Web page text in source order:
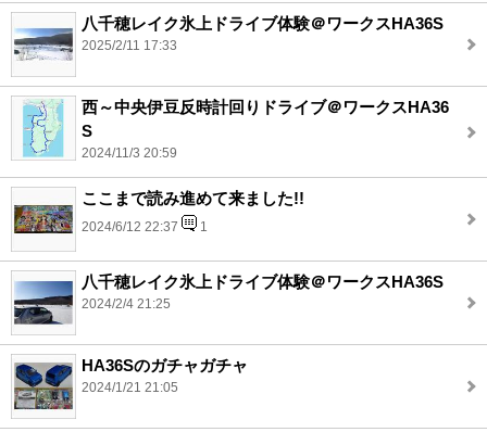
八千穂レイク氷上ドライブ体験＠ワークスHA36S
2025/2/11 17:33
西～中央伊豆反時計回りドライブ＠ワークスHA36
S
2024/11/3 20:59
ここまで読み進めて来ました!!
2024/6/12 22:37 1
八千穂レイク氷上ドライブ体験＠ワークスHA36S
2024/2/4 21:25
HA36Sのガチャガチャ
2024/1/21 21:05